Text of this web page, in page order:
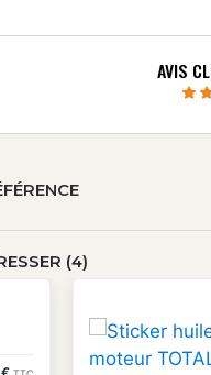
AVIS
(4)